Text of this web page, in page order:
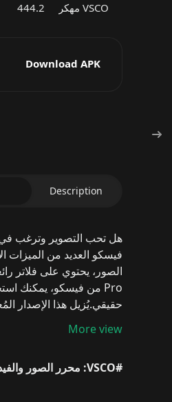
VSCO مهكر
444.2
Download APK
Description
هل تحب التصوير وترغب في
فيسكو العديد من الميزات
الصور، يحتوي على فلاتر
Pro من فيسكو، يمكنك استخدام جميع الميزات المتقدمة دون الحاجة إلى الدفع.
حقيقي.يُزيل هذا الإصدار
المُستخدم لتحرير الصور.
المجانية.إذا كنت ترغب في
More view
#VSCO: محرر الصور والفيديو